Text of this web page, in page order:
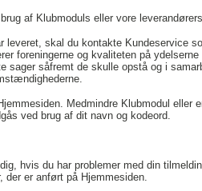
af Klubmoduls eller vore
skal du kontakte Kundeservice
foreningerne og kvaliteten på
såfremt de skulle opstå og i
Medmindre Klubmodul eller
ved brug af dit navn og kodeord.
hvis du har problemer med din
er anført på Hjemmesiden.